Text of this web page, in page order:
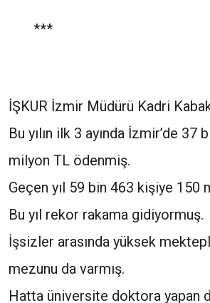
***
İŞKUR İzmir Müdürü Kadri Kabak
Bu yılın ilk 3 ayında İzmir’de 37
milyon TL ödenmiş.
Geçen yıl 59 bin 463 kişiye 150
Bu yıl rekor rakama gidiyormuş.
İşsizler arasında yüksek
mezunu da varmış.
Hatta üniversite doktora yapan